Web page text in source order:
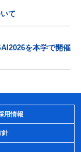
て
を本学で開催
用情報
針